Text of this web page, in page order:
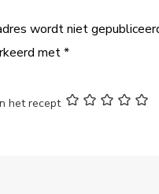
wordt niet
met*
het recept